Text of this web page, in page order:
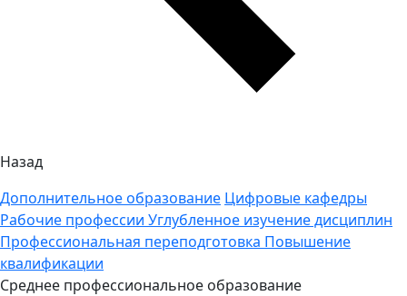
Назад
Дополнительное образование Цифровые кафедры
Рабочие профессии Углубленное изучение дисциплин
Профессиональная переподготовка Повышение
квалификации
Среднее профессиональное образование